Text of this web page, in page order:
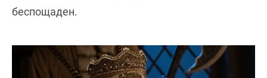
беспощаден.